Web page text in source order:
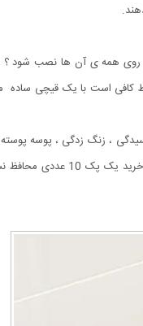
روی همه ی آن ها نصب شود ؟
کافی است با یک قیچی
پوسیدگی ، زنگ زدگی ، پوسه
، برای جلوگیری از خراب شدن اجاق گاز ها چاره ای جز خرید محافظ